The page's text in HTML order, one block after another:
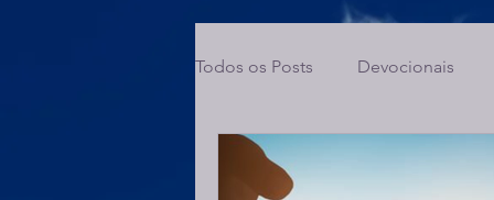
Todos os Posts Devocionais
2 Coríntios Gálatas